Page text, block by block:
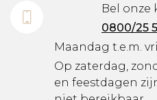
Bel onze
0800/25
Maandag t.e.m.
Op zaterdag,
en feestdagen